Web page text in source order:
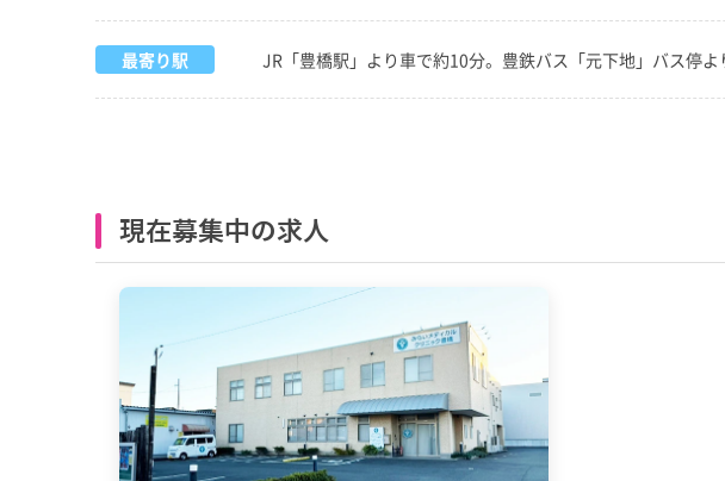
最寄り駅 JR「豊橋駅」より車で約10分。豊鉄バス「元下地」バス停よ
現在募集中の求人